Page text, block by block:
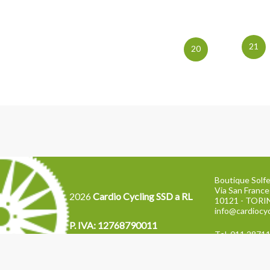
20 21
2026Cardio Cycling SSD a RL
P. IVA: 12768790011
Boutique
Via San
10121 -
Tel. 011